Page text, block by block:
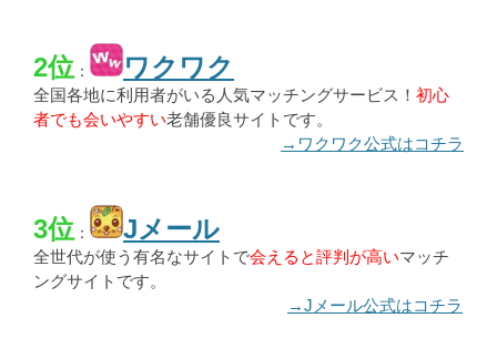
2位： ワクワク
全国各地に利用者がいる人気マッチングサービス！ 初心
者でも会いやすい老舗優良サイトです。
→ワクワク公式はコチラ
3位： Jメール
全世代が使う有名なサイトで会えると評判が高いマッチ
ングサイトです。
→Jメール公式はコチラ